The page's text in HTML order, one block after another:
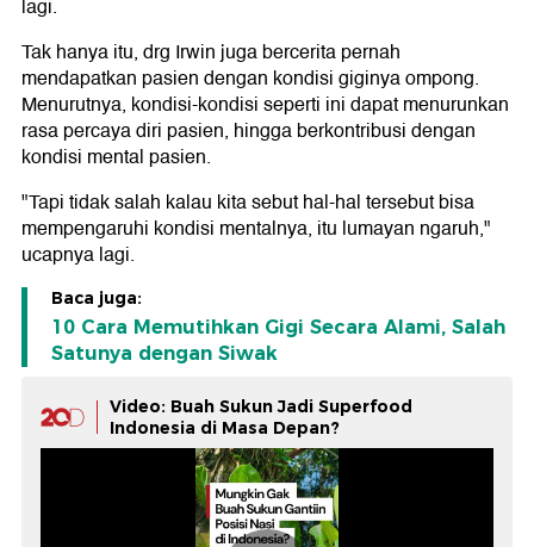
lagi.
Tak hanya itu, drg Irwin juga bercerita pernah
mendapatkan pasien dengan kondisi giginya ompong.
Menurutnya, kondisi-kondisi seperti ini dapat menurunkan
rasa percaya diri pasien, hingga berkontribusi dengan
kondisi mental pasien.
"Tapi tidak salah kalau kita sebut hal-hal tersebut bisa
mempengaruhi kondisi mentalnya, itu lumayan ngaruh,"
ucapnya lagi.
Baca juga:
10 Cara Memutihkan Gigi Secara Alami, Salah
Satunya dengan Siwak
Video: Buah Sukun Jadi Superfood
Indonesia di Masa Depan?